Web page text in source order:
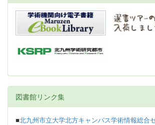
図書館リンク集
■北九州市立大学北方キャンパス学術情報総合